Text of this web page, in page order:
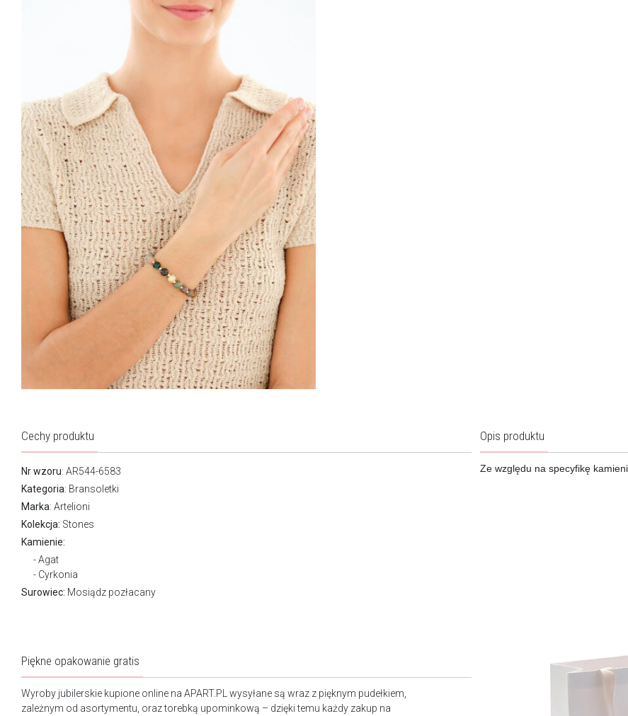
Cechy produktu
Nr wzoru: AR544-6583
Kategoria: Bransoletki
Marka: Artelioni
Kolekcja: Stones
Kamienie:
Agat
Cyrkonia
Surowiec: Mosiądz pozłacany
Opis produktu
Ze względu na specyfikę
Piękne opakowanie gratis
Wyroby jubilerskie kupione online na APART.PL wysyłane są wraz z pięknym pudełkiem,
zależnym od asortymentu, oraz torebką upominkową – dzięki temu każdy zakup na